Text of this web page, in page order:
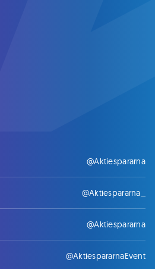
@Aktiespararna
@Aktiespararna_
@Aktiespararna
@AktiespararnaEvent